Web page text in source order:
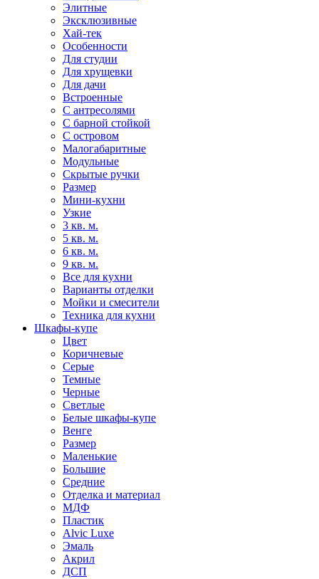
Элитные
Эксклюзивные
Хай-тек
Особенности
Для студии
Для хрущевки
Для дачи
Встроенные
С антресолями
С барной стойкой
С островом
Малогабаритные
Модульные
Скрытые ручки
Размер
Мини-кухни
Узкие
3 кв. м.
5 кв. м.
6 кв. м.
9 кв. м.
Все для кухни
Варианты отделки
Мойки и смесители
Техника для кухни
Шкафы-купе
Цвет
Коричневые
Серые
Темные
Черные
Светлые
Белые шкафы-купе
Венге
Размер
Маленькие
Большие
Средние
Отделка и материал
МДФ
Пластик
Alvic Luxe
Эмаль
Акрил
ДСП